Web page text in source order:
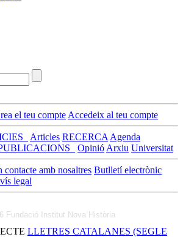
el teu compte Accedeix al teu compte
Articles RECERCA Agenda
Opinió Arxiu Universitat
contacte amb nosaltres Butlletí electrònic
legal
Fundació Institut Nova Història
LLETRES CATALANES (SEGLE